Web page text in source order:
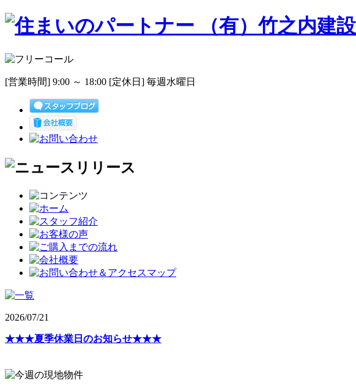
[営業時間] 9:00 ～ 18:00 [定休日] 毎週水曜日
2026/07/21
★★★夏季休業日のお知らせ★★★